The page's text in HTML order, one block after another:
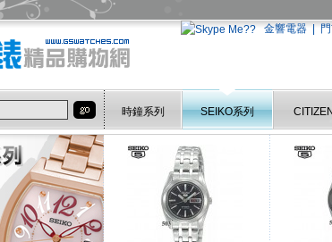
金響電器
時鐘系列 SEIKO系列